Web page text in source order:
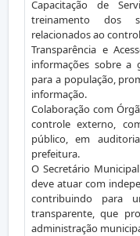
Capacitação de
treinamento dos
relacionados ao
Transparência e
informações sobre a
para a população,
informação.
Colaboração com
controle externo,
público, em
prefeitura.
O Secretário
deve atuar com
contribuindo para
transparente, que
administração